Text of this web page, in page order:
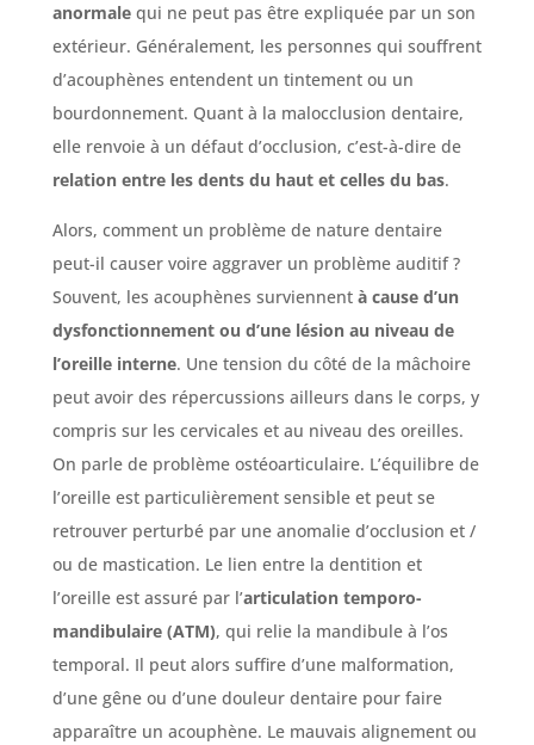
anormalequi ne peut pas être expliquée par un son
extérieur. Généralement, les personnes qui souffrent
d’acouphènes entendent un tintement ou un
bourdonnement. Quant à la malocclusion dentaire,
elle renvoie à un défaut d’occlusion, c’est-à-dire de
relation entre les dents du haut et celles du bas.
Alors, comment un problème de nature dentaire
peut-il causer voire aggraver un problème auditif ?
Souvent, les acouphènes surviennent à cause d’un
dysfonctionnement ou d’une lésion au niveau de
l’oreille interne. Une tension du côté de la mâchoire
peut avoir des répercussions ailleurs dans le corps, y
compris sur les cervicales et au niveau des oreilles.
On parle de problème ostéoarticulaire. L’équilibre de
l’oreille est particulièrement sensible et peut se
retrouver perturbé par une anomalie d’occlusion et /
ou de mastication. Le lien entre la dentition et
l’oreille est assuré par l’articulation temporo-
mandibulaire (ATM), qui relie la mandibule à l’os
temporal. Il peut alors suffire d’une malformation,
d’une gêne ou d’une douleur dentaire pour faire
apparaître un acouphène. Le mauvais alignement ou